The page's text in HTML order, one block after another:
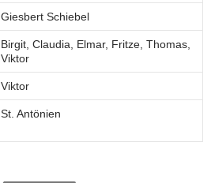
Giesbert Schiebel
Birgit, Claudia, Elmar, Fritze, Thomas,
Viktor
Viktor
St. Antönien